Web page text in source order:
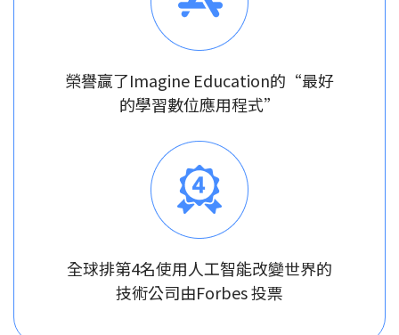
榮譽贏了Imagine Education的“最好
的學習數位應用程式”
全球排第4名使用人工智能改變世界的
技術公司由Forbes 投票